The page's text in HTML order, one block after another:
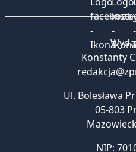
Konstanty
Ul. Bolesława
05-803
NIP: